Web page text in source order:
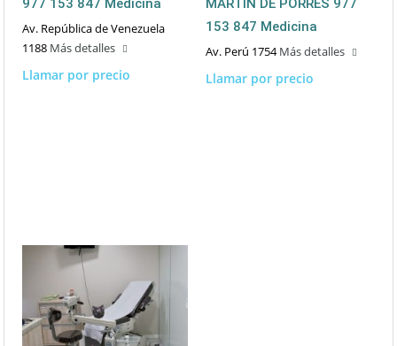
977 153 847 Medicina
Av. República de Venezuela
1188 Más detalles
Llamar por precio
MARTIN DE PORRES 977
153 847 Medicina
Av. Perú 1754Más detalles
Llamar por precio